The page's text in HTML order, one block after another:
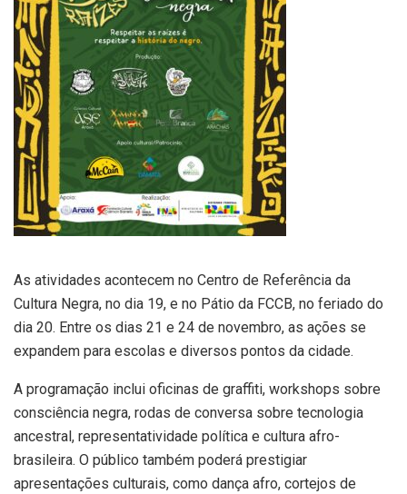
As atividades acontecem no Centro de Referência da
Cultura Negra, no dia 19, e no Pátio da FCCB, no feriado do
dia 20. Entre os dias 21 e 24 de novembro, as ações se
expandem para escolas e diversos pontos da cidade.
A programação inclui oficinas de graffiti, workshops sobre
consciência negra, rodas de conversa sobre tecnologia
ancestral, representatividade política e cultura afro-
brasileira. O público também poderá prestigiar
apresentações culturais, como dança afro, cortejos de